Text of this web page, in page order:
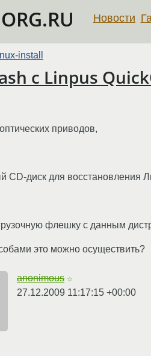
Новости
install
с Linpus
приводов,
CD-диск для восстановления
флешку с данным
это можно осуществить?
anonimous ☆
27.12.2009 11:17:15 +00:00